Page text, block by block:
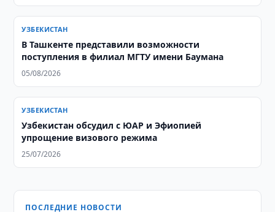
УЗБЕКИСТАН
В Ташкенте представили возможности
поступления в филиал МГТУ имени Баумана
05/08/2026
УЗБЕКИСТАН
Узбекистан обсудил с ЮАР и Эфиопией
упрощение визового режима
25/07/2026
ПОСЛЕДНИЕ НОВОСТИ